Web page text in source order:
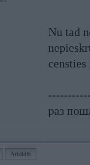
Nu tad
раз
Atbildēt